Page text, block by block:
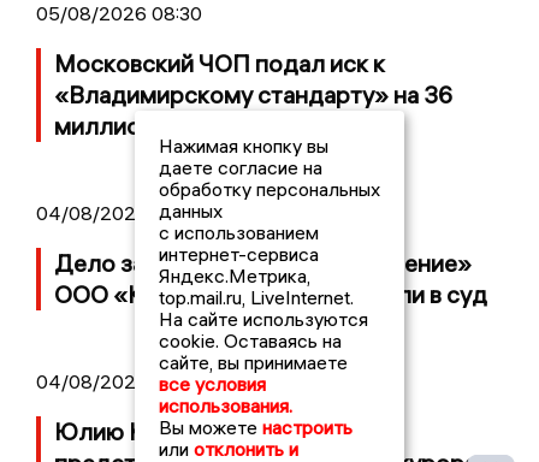
05/08/2026 08:30
Московский ЧОП подал иск к
«Владимирскому стандарту» на 36
миллионов рублей
04/08/2026 15:40
Дело застройщика ЖК «Поколение»
ООО «Капитал Строй» передали в суд
04/08/2026 11:36
Юлию Калистову официально
Нажимая кнопку вы
даете согласие на
обработку персональных
данных
с использованием
интернет-сервиса
Яндекс.Метрика,
top.mail.ru, LiveInternet.
На сайте используются
cookie. Оставаясь на
сайте, вы принимаете
все условия
использования.
Вы можете настроить
или отклонить и